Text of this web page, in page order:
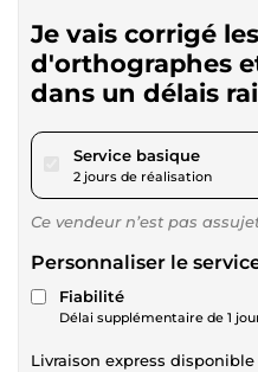
Je vais corrigé
d'orthographes
dans un délais
Service basiquepour
2 jours de réalisation
Ce vendeur n’est pas
Personnaliser le
Fiabilité
Délai supplémentaire de 1
Livraison express disponible